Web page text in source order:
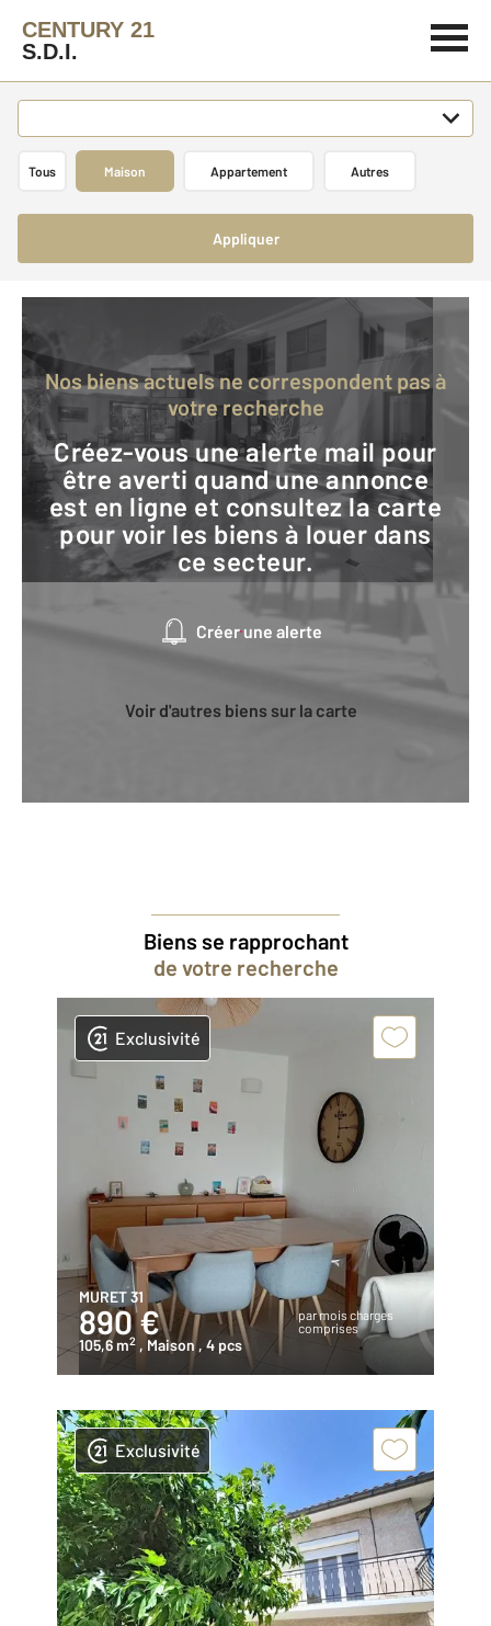
CENTURY 21
S.D.I.
Tous Maison Appartement Autres
Appliquer
Nos biens actuels ne correspondent pas à
votre recherche
Créez-vous une alerte mail pour
être averti quand une annonce
est en ligne et consultez la carte
pour voir les biens à louer dans
ce secteur.
Créer une alerte
Voir d'autres biens sur la carte
Biens se rapprochant
de votre recherche
Exclusivité
MURET 31
890 €
par mois charges
comprises
105,6 m2 , Maison , 4 pcs
Exclusivité